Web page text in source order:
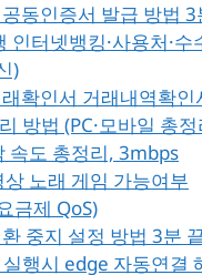
동인증서 발급 방법 3
인터넷뱅킹·사용처·수
)
확인서 거래내역확인
방법 (PC·모바일 총
속도 총정리, 3mbps
노래 게임 가능여부
금제 QoS)
중지 설정 방법 3분
행시 edge 자동연결